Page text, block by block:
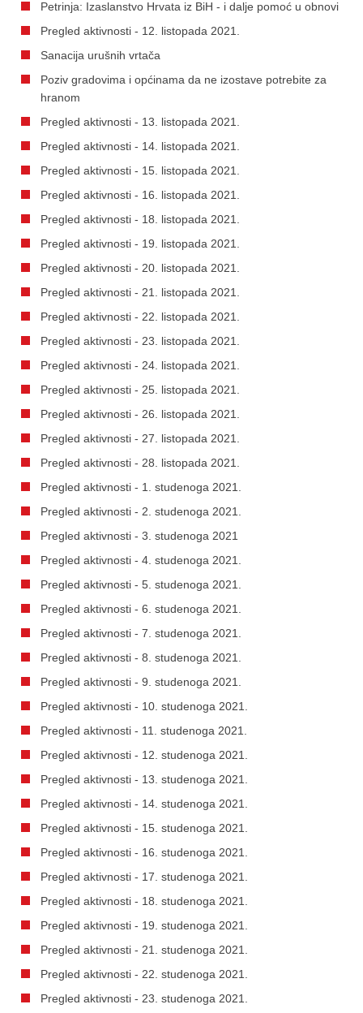
Petrinja: Izaslanstvo Hrvata iz BiH - i dalje pomoć u obnovi
Pregled aktivnosti - 12. listopada 2021.
Sanacija urušnih vrtača
Poziv gradovima i općinama da ne izostave potrebite za
hranom
Pregled aktivnosti - 13. listopada 2021.
Pregled aktivnosti - 14. listopada 2021.
Pregled aktivnosti - 15. listopada 2021.
Pregled aktivnosti - 16. listopada 2021.
Pregled aktivnosti - 18. listopada 2021.
Pregled aktivnosti - 19. listopada 2021.
Pregled aktivnosti - 20. listopada 2021.
Pregled aktivnosti - 21. listopada 2021.
Pregled aktivnosti - 22. listopada 2021.
Pregled aktivnosti - 23. listopada 2021.
Pregled aktivnosti - 24. listopada 2021.
Pregled aktivnosti - 25. listopada 2021.
Pregled aktivnosti - 26. listopada 2021.
Pregled aktivnosti - 27. listopada 2021.
Pregled aktivnosti - 28. listopada 2021.
Pregled aktivnosti - 1. studenoga 2021.
Pregled aktivnosti - 2. studenoga 2021.
Pregled aktivnosti - 3. studenoga 2021
Pregled aktivnosti - 4. studenoga 2021.
Pregled aktivnosti - 5. studenoga 2021.
Pregled aktivnosti - 6. studenoga 2021.
Pregled aktivnosti - 7. studenoga 2021.
Pregled aktivnosti - 8. studenoga 2021.
Pregled aktivnosti - 9. studenoga 2021.
Pregled aktivnosti - 10. studenoga 2021.
Pregled aktivnosti - 11. studenoga 2021.
Pregled aktivnosti - 12. studenoga 2021.
Pregled aktivnosti - 13. studenoga 2021.
Pregled aktivnosti - 14. studenoga 2021.
Pregled aktivnosti - 15. studenoga 2021.
Pregled aktivnosti - 16. studenoga 2021.
Pregled aktivnosti - 17. studenoga 2021.
Pregled aktivnosti - 18. studenoga 2021.
Pregled aktivnosti - 19. studenoga 2021.
Pregled aktivnosti - 21. studenoga 2021.
Pregled aktivnosti - 22. studenoga 2021.
Pregled aktivnosti - 23. studenoga 2021.